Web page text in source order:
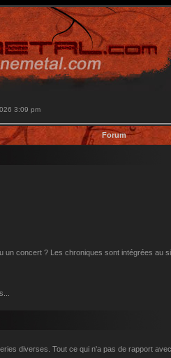
3:09 pm
Forum
un concert ? Les chroniques sont intégrées au
diverses. Tout ce qui n'a pas de rapport